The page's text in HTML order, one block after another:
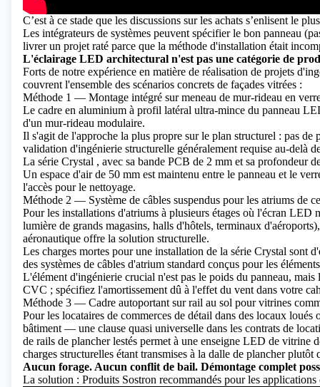
C’est à ce stade que les discussions sur les achats s’enlisent le
Les intégrateurs de systèmes peuvent spécifier le bon panneau
livrer un projet raté parce que la méthode d'installation était
L'éclairage LED architectural n'est pas une catégorie de
Forts de notre expérience en matière de réalisation de projets
couvrent l'ensemble des scénarios concrets de façades vitrées :
Méthode 1 — Montage intégré sur meneau de mur-rideau en
Le cadre en aluminium à profil latéral ultra-mince du panneau
d'un mur-rideau modulaire.
Il s'agit de l'approche la plus propre sur le plan structurel : pas de
validation d'ingénierie structurelle généralement requise au-delà
La série Crystal , avec sa bande PCB de 2 mm et sa profondeur
Un espace d'air de 50 mm est maintenu entre le panneau et le
l'accès pour le nettoyage.
Méthode 2 — Système de câbles suspendus pour les atriums de
Pour les installations d'atriums à plusieurs étages où l'écran
lumière de grands magasins, halls d'hôtels, terminaux
aéronautique offre la solution structurelle.
Les charges mortes pour une installation de la série Crystal sont
des systèmes de câbles d'atrium standard conçus pour les
L'élément d'ingénierie crucial n'est pas le poids du panneau,
CVC ; spécifiez l'amortissement dû à l'effet du vent dans votre
Méthode 3 — Cadre autoportant sur rail au sol pour vitrines
Pour les locataires de commerces de détail dans des locaux
bâtiment — une clause quasi universelle dans les contrats de
de rails de plancher lestés permet à une enseigne LED de vitrine
charges structurelles étant transmises à la dalle de plancher plutôt
Aucun forage. Aucun conflit de bail. Démontage complet
La solution : Produits Sostron recommandés pour les